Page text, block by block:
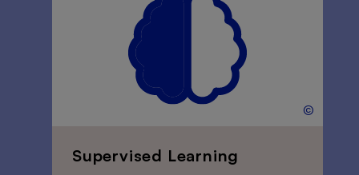
©
Supervised Learning